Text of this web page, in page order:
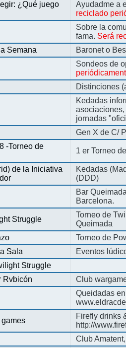
¿Qué juego
Ayudadme a
reciclado
Sobre la
fama. Será
Semana
Baronet o
Sondeos de
Distinciones
Kedadas
jornadas
Gen X de C/
-Torneo de
1 er Torneo
de la Iniciativa
Kedadas
(DDD)
Bar
Barcelona.
Struggle
Torneo de
Queimada
Torneo de
Sala
Eventos
Struggle
Rvbicón
Club
Queidadas
games
Firefly drinks
http://
Club